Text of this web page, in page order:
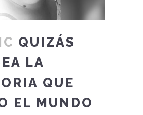
QUIZÁS
LA
QUE
EL MUNDO